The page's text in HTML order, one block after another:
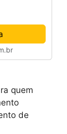
quem
de